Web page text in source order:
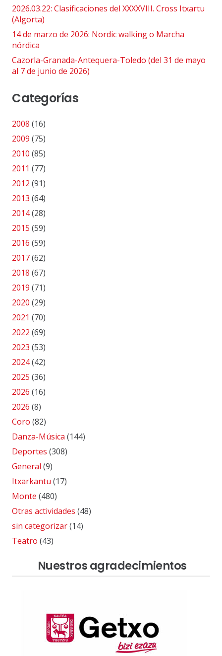
2026.03.22: Clasificaciones del XXXXVIII. Cross Itxartu
(Algorta)
14 de marzo de 2026: Nordic walking o Marcha
nórdica
Cazorla-Granada-Antequera-Toledo (del 31 de mayo
al 7 de junio de 2026)
Categorías
2008 (16)
2009 (75)
2010 (85)
2011 (77)
2012 (91)
2013 (64)
2014(28)
2015 (59)
2016 (59)
2017(62)
2018 (67)
2019 (71)
2020 (29)
2021 (70)
2022 (69)
2023 (53)
2024(42)
2025 (36)
2026 (16)
2026 (8)
Coro (82)
Danza-Música (144)
Deportes (308)
General (9)
Itxarkantu (17)
Monte (480)
Otras actividades (48)
sin categorizar(14)
Teatro (43)
Nuestros agradecimientos